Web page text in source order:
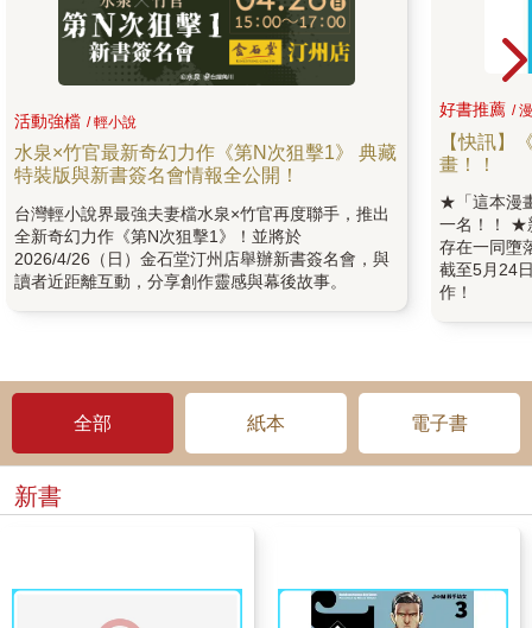
活動強檔 / 輕小說
水泉×竹官最新奇幻力作《第N次狙擊1》 典藏
特裝版與新書簽名會情報全公開！
台灣輕小說界最強夫妻檔水泉×竹官再度聯手，推出
全新奇幻力作《第N次狙擊1》！並將於
2026/4/26（日）金石堂汀州店舉辦新書簽名會，與
讀者近距離互動，分享創作靈感與幕後故事。
好書推薦 /
【快訊】
畫！！
★「這本漫
一名！！ ★
存在一同墮
截至5月24
作！
全部 紙本 電子書
新書